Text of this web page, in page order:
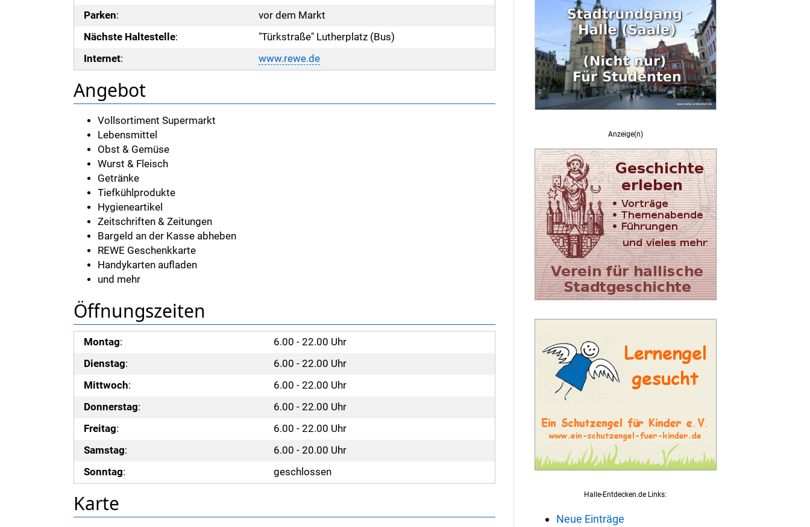
Parken:
vor dem Markt
Nächste Haltestelle:
"Türkstraße" Lutherplatz (Bus)
Internet: www.rewe.de
Angebot
Vollsortiment Supermarkt
Lebensmittel
Obst & Gemüse
Wurst & Fleisch
Getränke
Tiefkühlprodukte
Hygieneartikel
Zeitschriften & Zeitungen
Bargeld an der Kasse abheben
REWE Geschenkkarte
Handykarten aufladen
und mehr
Öffnungszeiten
Montag:
6.00 - 22.00 Uhr
Dienstag:
6.00 - 22.00 Uhr
Mittwoch:
6.00 - 22.00 Uhr
Donnerstag:
6.00 - 22.00 Uhr
Freitag:
6.00 - 22.00 Uhr
Samstag:
6.00 - 20.00 Uhr
Sonntag: geschlossen
Karte
Anzeige(n)
Halle-Entdecken.de Links:
Neue Einträge